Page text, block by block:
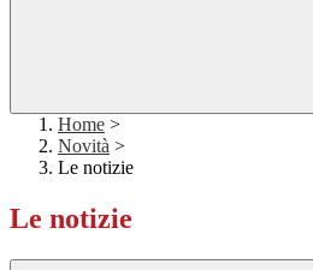
Home >
Novità >
Le notizie
Le notizie